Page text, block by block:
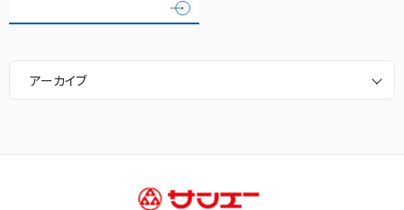
アーカイブ